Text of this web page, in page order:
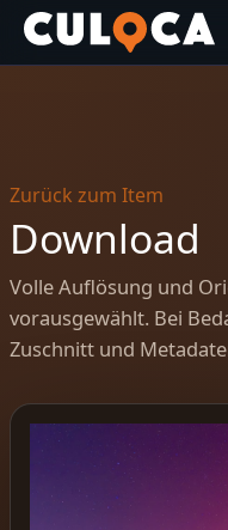
Zurück zum Item
Download
Volle Auflösung und
vorausgewählt. Bei
Zuschnitt und